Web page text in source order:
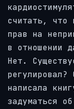
считать, что
прав на
в отношении
Нет.
написала
задуматься